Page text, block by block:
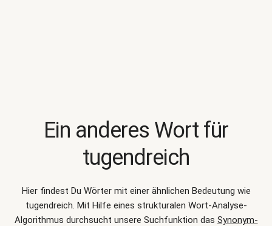
Ein anderes Wort für
tugendreich
Hier findest Du Wörter mit einer ähnlichen Bedeutung wie
tugendreich. Mit Hilfe eines strukturalen Wort-Analyse-
Algorithmus durchsucht unsere Suchfunktion das Synonym-